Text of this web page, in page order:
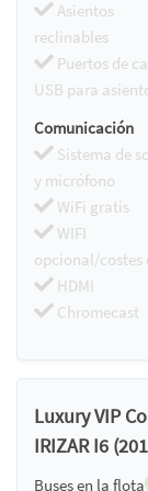
Asientos
reclinables
Puertos de
USB para
Comunicación
Sistema de
y micrófono
WiFi gratis
WIFI
opcional/costes
HDMI
Chromecast
Luxury VIP
IRIZAR I6
Buses en la flota